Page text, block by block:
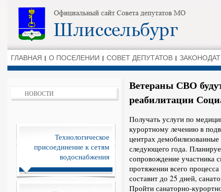
ГЛАВНАЯ О ПОСЕЛЕНИИ СОВЕТ ДЕПУТАТОВ
НОВОСТИ
Технологическое
присоединение к сетям
водоснабжения
Ветераны СВО
реабилитации
Получать услуги по
курортному лечению в
центрах
следующего года.
сопровождение участника
протяжении всего
составит до 25 дней,
Пройти санаторно-